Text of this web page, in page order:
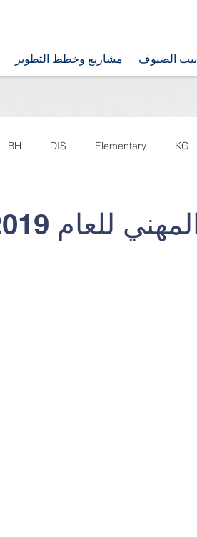
بيت الضيوف مشاريع وخطط التطوير
KG
Elementary
DIS
BH